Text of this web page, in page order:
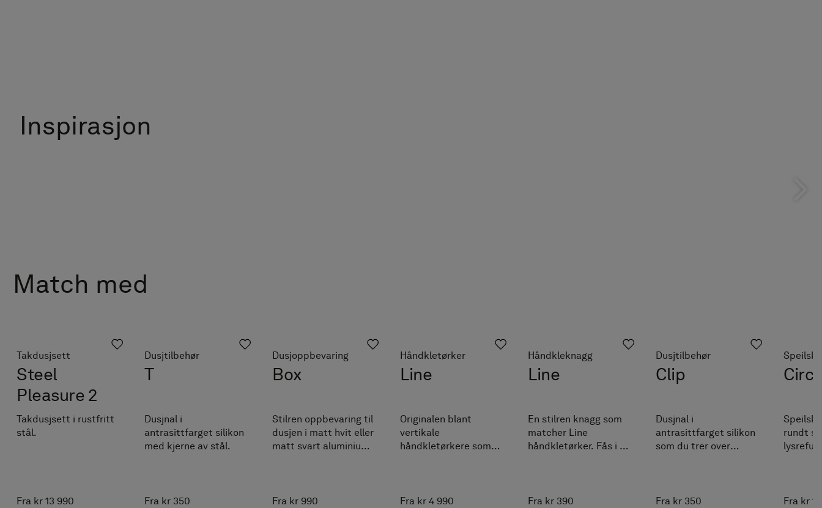
Inspirasjon
Match med
Takdusjsett
Steel
Pleasure 2
Takdusjsett i rustfritt
stål.
Fra kr 13 990
Dusjtilbehør
T
Dusjnal i
antrasittfarget silikon
med kjerne av stål.
Fra kr 350
Dusjoppbevaring
Box
Stilren oppbevaring til
dusjen i matt hvit eller
matt svart aluminium -
Praktisk hengende
Fra kr 990
Håndkletørker
Line
Originalen blant
vertikale
håndkletørkere som
LED-lyset gir lys til
Fra kr 4 990
Håndkleknagg
Line
En stilren knagg som
matcher Line
håndkletørker. Fås i de
Fra kr 390
Dusjtilbehør
Clip
Dusjnal i
antrasittfarget silikon
som du trer over
Fra kr 350
Circ
rundt
Fra kr